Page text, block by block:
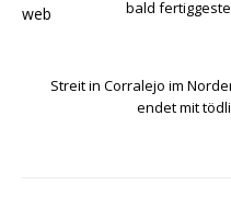
bald
Streit in Corralejo im
endet mit